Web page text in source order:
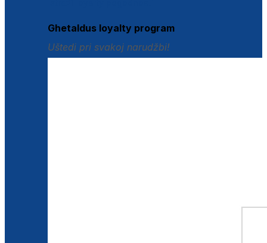
Ghetaldus loyalty program
Uštedi pri svakoj narudžbi!